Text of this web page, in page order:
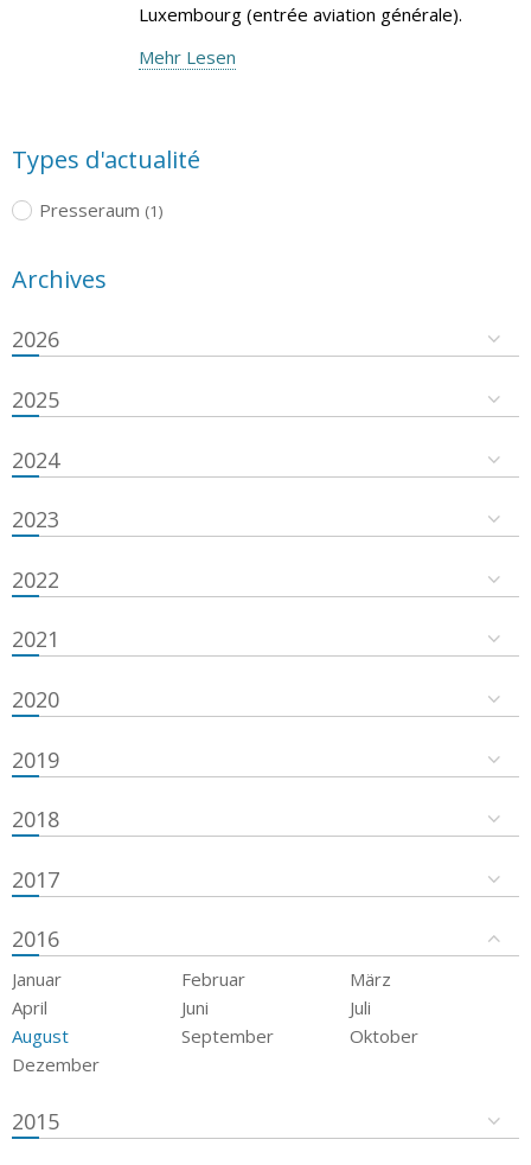
Luxembourg (entrée aviation générale).
Mehr Lesen
Types d'actualité
Presseraum (1)
Archives
2026
2025
2024
2023
2022
2021
2020
2019
2018
2017
2016
Januar Februar
März
April
Juni
Juli
August
September
Oktober
Dezember
2015